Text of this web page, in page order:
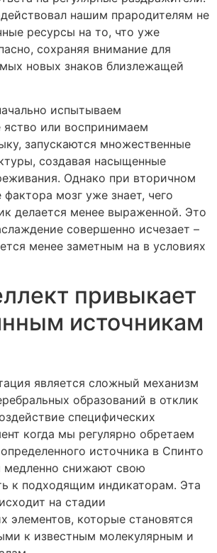
нашим прародителям не
ресурсы на то, что уже
сохраняя внимание для
новых знаков близлежащей
испытываем
яство или воспринимаем
запускаются множественные
создавая насыщенные
Однако при вторичном
мозг уже знает, чего
делается менее выраженной. Это
совершенно исчезает –
менее заметным на в условиях
привыкает
источникам
является сложный механизм
образований в отклик
специфических
когда мы регулярно обретаем
источника в Спинто
медленно снижают свою
к подходящим индикаторам. Эта
на стадии
элементов, которые становятся
к известным молекулярным и